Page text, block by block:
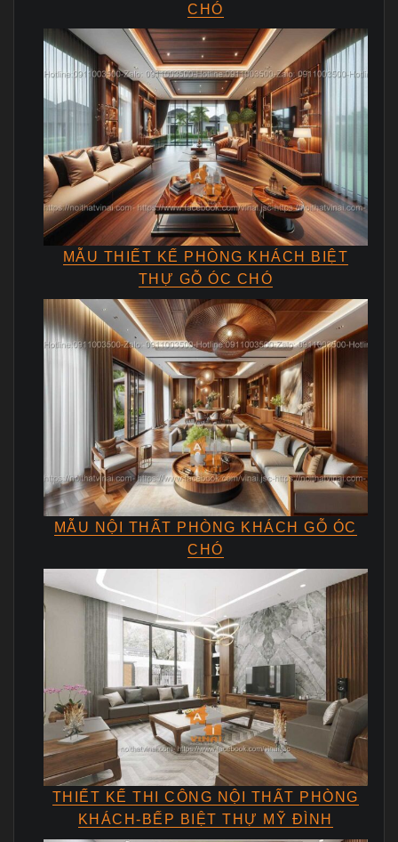
CHÓ
MẪU THIẾT KẾ PHÒNG KHÁCH BIỆT
THỰ GỖ ÓC CHÓ
MẪU NỘI THẤT PHÒNG KHÁCH GỖ ÓC
CHÓ
THIẾT KẾ THI CÔNG NỘI THẤT PHÒNG
KHÁCH-BẾP BIỆT THỰ MỸ ĐÌNH